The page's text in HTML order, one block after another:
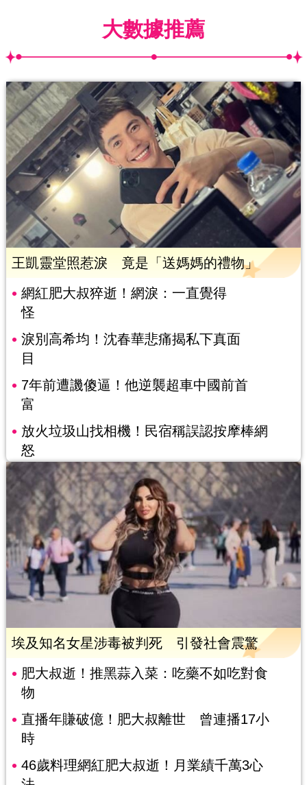
大數據推薦
王凱靈堂照惹淚 竟是「送媽媽的禮物」
網紅肥大叔猝逝！網淚：一直覺得
怪
淚別高希均！沈春華悲痛揭私下真面
目
7年前遭譏傻逼！他逆襲超車中國前首
富
放火垃圾山找相機！民宿稱誤認按摩棒網
怒
埃及知名女星涉毒被判死 引發社會震驚
肥大叔逝！推黑蒜入菜：吃藥不如吃對食
物
直播年賺破億！肥大叔離世 曾連播17小
時
46歲料理網紅肥大叔逝！月業績千萬3心